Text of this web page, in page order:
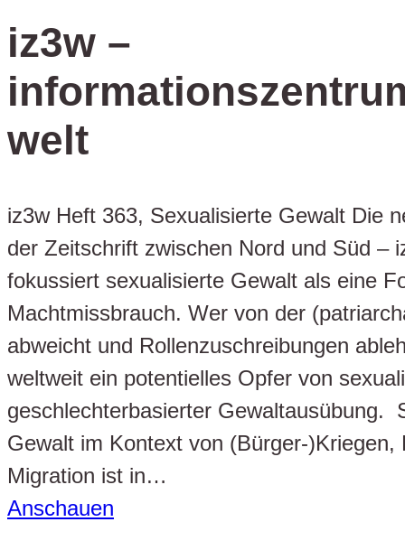
iz3w –
welt
iz3w Heft 363, Sexualisierte Gewalt Die
der Zeitschrift zwischen Nord und Süd –
fokussiert sexualisierte Gewalt als eine
Machtmissbrauch. Wer von der
abweicht und Rollenzuschreibungen
weltweit ein potentielles Opfer von
geschlechterbasierter Gewaltausübung.
Gewalt im Kontext von (Bürger-)Kriegen,
Migration ist in…
Anschauen